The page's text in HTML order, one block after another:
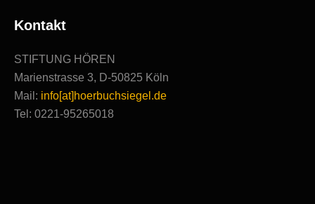
Kontakt
STIFTUNG HÖREN
Marienstrasse 3, D-50825 Köln
Mail: info[at]hoerbuchsiegel.de
Tel: 0221-95265018